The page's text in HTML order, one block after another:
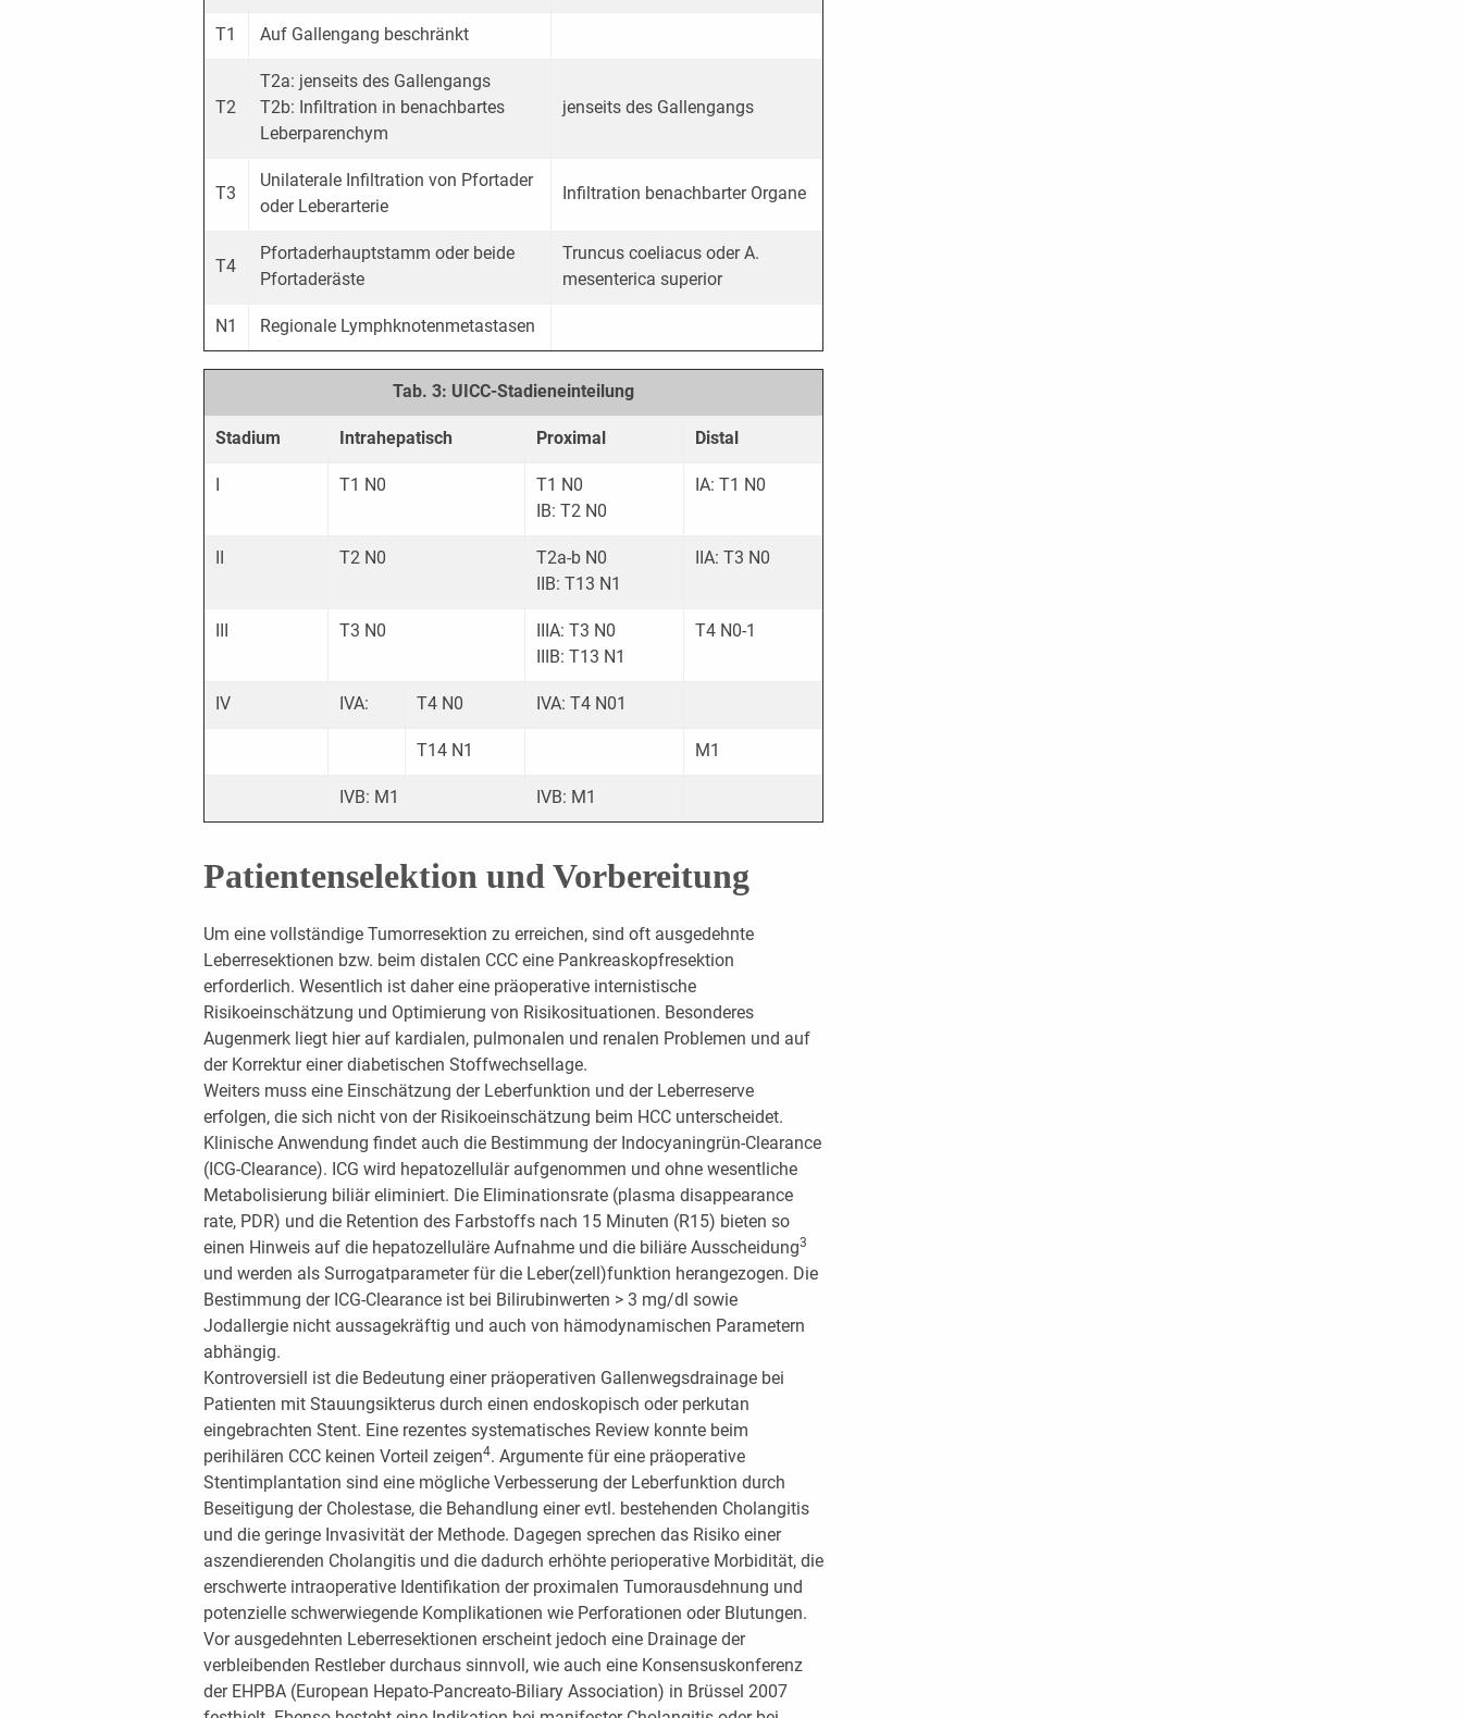
T1 Auf Gallengang beschränkt
T2
T2a: jenseits des Gallengangs
T2b: Infiltration in benachbartes
Leberparenchym
jenseits des Gallengangs
T3
Unilaterale Infiltration von Pfortader
oder Leberarterie
Infiltration benachbarter Organe
T4
Pfortaderhauptstamm oder beide
Pfortaderäste
Truncus coeliacus oder A.
mesenterica superior
N1 Regionale Lymphknotenmetastasen
Tab. 3: UICC-Stadieneinteilung
Stadium Intrahepatisch Proximal Distal
I T1 N0
T1 N0
IB: T2 N0
IA: T1 N0
II T2 N0
T2a-b N0
IIB: T13 N1
IIA: T3 N0
III T3 N0
IIIA: T3 N0
IIIB: T13 N1
T4 N0-1
IV IVA: T4 N0 IVA: T4 N01
T14 N1 M1
IVB: M1 IVB: M1
Patientenselektion und Vorbereitung
Um eine vollständige Tumorresektion zu erreichen, sind oft ausgedehnte
Leberresektionen bzw. beim distalen CCC eine Pankreaskopfresektion
erforderlich. Wesentlich ist daher eine präoperative internistische
Risikoeinschätzung und Optimierung von Risikosituationen. Besonderes
Augenmerk liegt hier auf kardialen, pulmonalen und renalen Problemen und auf
der Korrektur einer diabetischen Stoffwechsellage.
Weiters muss eine Einschätzung der Leberfunktion und der Leberreserve
erfolgen, die sich nicht von der Risikoeinschätzung beim HCC unterscheidet.
Klinische Anwendung findet auch die Bestimmung der Indocyaningrün-Clearance
(ICG-Clearance). ICG wird hepatozellulär aufgenommen und ohne wesentliche
Metabolisierung biliär eliminiert. Die Eliminationsrate (plasma disappearance
rate, PDR) und die Retention des Farbstoffs nach 15 Minuten (R15) bieten so
einen Hinweis auf die hepatozelluläre Aufnahme und die biliäre Ausscheidung3
und werden als Surrogatparameter für die Leber(zell)funktion herangezogen. Die
Bestimmung der ICG-Clearance ist bei Bilirubinwerten > 3 mg/dl sowie
Jodallergie nicht aussagekräftig und auch von hämodynamischen Parametern
abhängig.
Kontroversiell ist die Bedeutung einer präoperativen Gallenwegsdrainage bei
Patienten mit Stauungsikterus durch einen endoskopisch oder perkutan
eingebrachten Stent. Eine rezentes systematisches Review konnte beim
perihilären CCC keinen Vorteil zeigen4. Argumente für eine präoperative
Stentimplantation sind eine mögliche Verbesserung der Leberfunktion durch
Beseitigung der Cholestase, die Behandlung einer evtl. bestehenden Cholangitis
und die geringe Invasivität der Methode. Dagegen sprechen das Risiko einer
aszendierenden Cholangitis und die dadurch erhöhte perioperative Morbidität, die
erschwerte intraoperative Identifikation der proximalen Tumorausdehnung und
potenzielle schwerwiegende Komplikationen wie Perforationen oder Blutungen.
Vor ausgedehnten Leberresektionen erscheint jedoch eine Drainage der
verbleibenden Restleber durchaus sinnvoll, wie auch eine Konsensuskonferenz
der EHPBA (European Hepato-Pancreato-Biliary Association) in Brüssel 2007